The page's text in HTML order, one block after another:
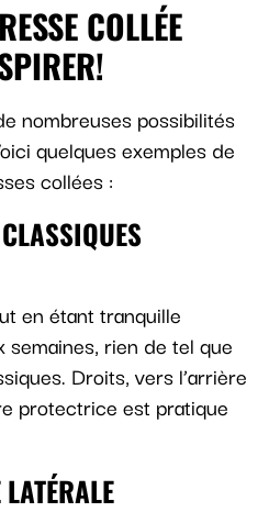
COLLÉE
nombreuses possibilités
quelques exemples de
collées :
en étant tranquille
semaines, rien de tel que
Droits, vers l’arrière
protectrice est pratique